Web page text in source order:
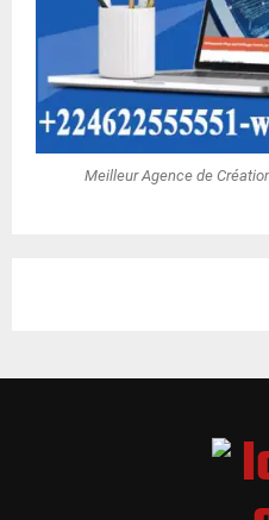
Meilleur Agence de